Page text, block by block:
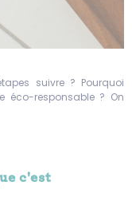
suivre ? Pourquoi
éco-responsable ? On
c'est